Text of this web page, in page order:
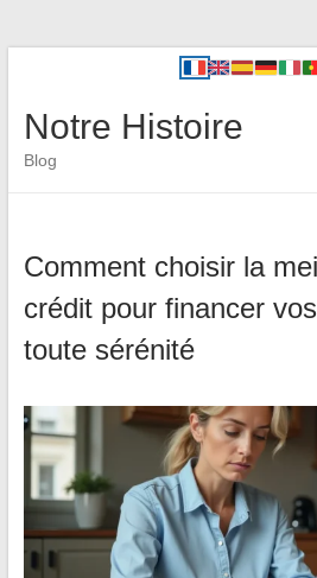
Notre Histoire
Blog
Comment choisir la
crédit pour financer
toute sérénité